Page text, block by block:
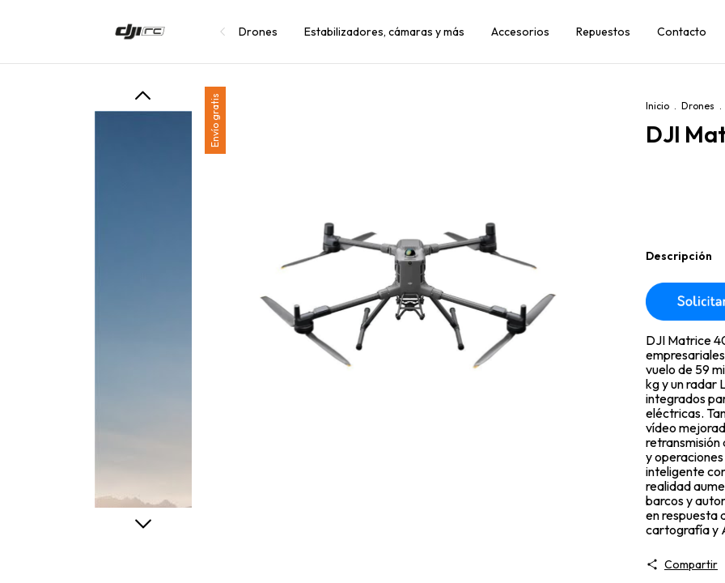
Drones Estabilizadores, cámaras y más Accesorios Repuestos Contacto
Envío gratis Inicio . Drones .
DJI
Descripción
DJI Matrice
vuelo de 59
kg y un radar
integrados
eléctricas.
vídeo
retransmisión
y
inteligente
realidad
barcos y
en respuesta
cartografía y
Compartir